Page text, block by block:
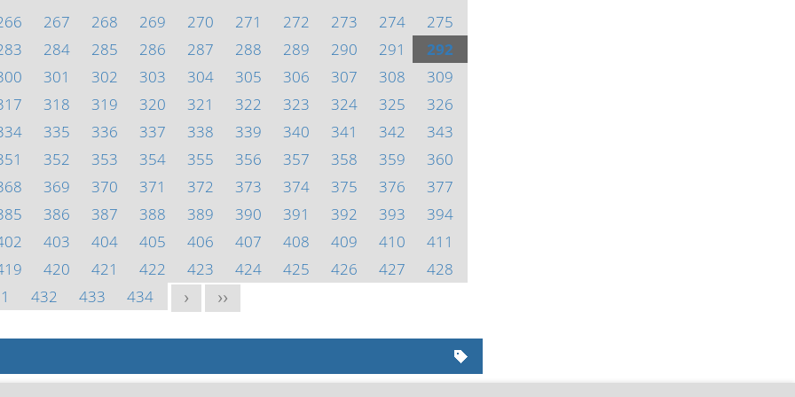
267 268 269 270 271 272 273 274
275
284 285 286 287 288 289 290 291
292
301 302 303 304 305 306 307 308
309
318 319 320 321 322 323 324 325
326
335 336 337 338 339 340 341 342
343
352 353 354 355 356 357 358 359
360
369 370 371 372 373 374 375 376
377
386 387 388 389 390 391 392 393
394
403 404 405 406 407 408 409 410
411
420 421 422 423 424 425 426 427
428
432 433 434 > >>